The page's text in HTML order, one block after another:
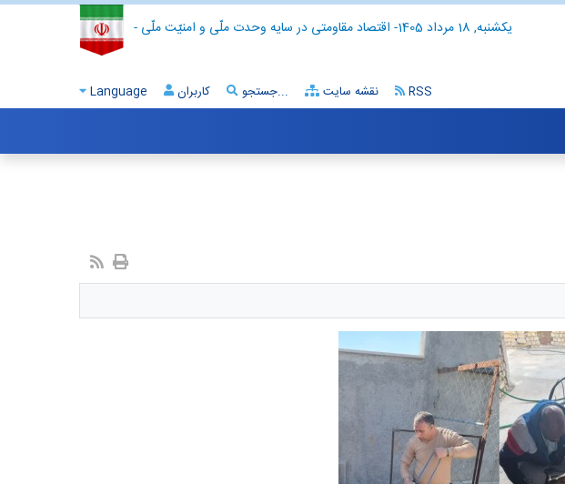
- اقتصاد مقاومتی در سایه وحدت ملّی و امنیّت ملّی - یکشنبه, 18 مرداد 1405
Language کاربران جستجو... نقشه سایت RSS